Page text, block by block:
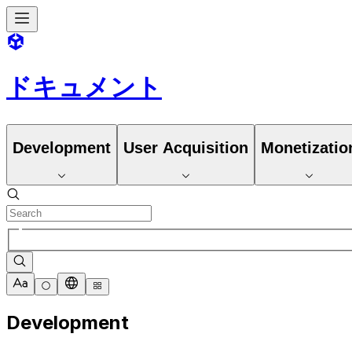
ドキュメント
Development User Acquisition
Development